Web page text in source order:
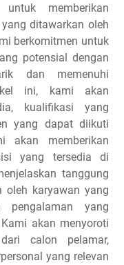
memberikan
ditawarkan oleh
berkomitmen untuk
potensial dengan
dan memenuhi
ini, kami akan
kualifikasi yang
yang dapat diikuti
akan memberikan
yang tersedia di
tanggung
oleh karyawan yang
yang
akan menyoroti
calon pelamar,
yang relevan